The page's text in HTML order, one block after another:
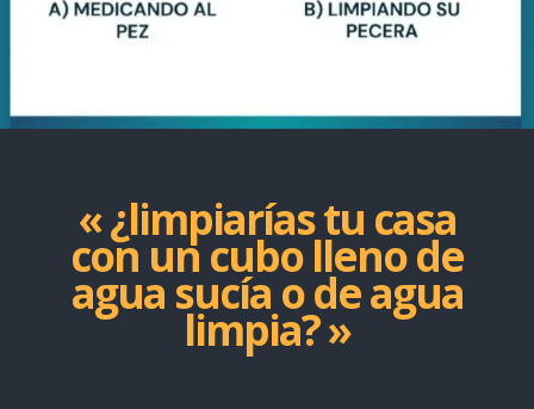
« ¿limpiarías tu casa
con un cubo lleno de
agua sucía o de agua
limpia? »